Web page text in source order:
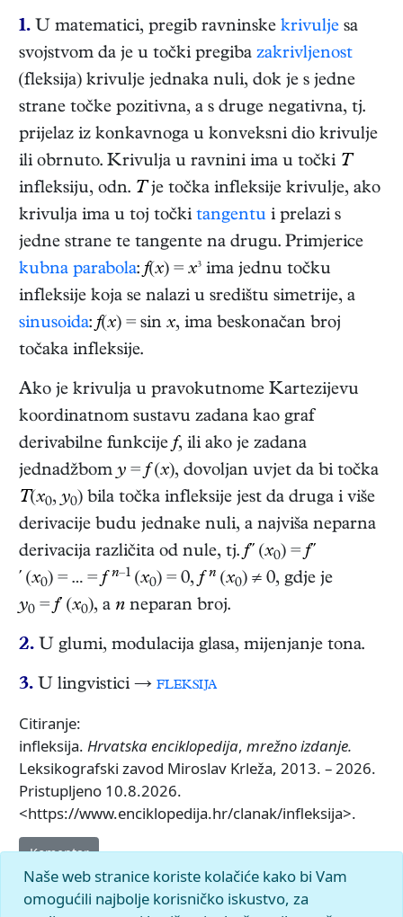
1. U matematici, pregib ravninske krivulje sa
svojstvom da je u točki pregiba zakrivljenost
(fleksija) krivulje jednaka nuli, dok je s jedne
strane točke pozitivna, a s druge negativna, tj.
prijelaz iz konkavnoga u konveksni dio krivulje
ili obrnuto. Krivulja u ravnini ima u točki T
infleksiju, odn. Tje točka infleksije krivulje, ako
krivulja ima u toj točki tangentu i prelazi s
jedne strane te tangente na drugu. Primjerice
kubna parabola:f(x) = x³ ima jednu točku
infleksije koja se nalazi u središtu simetrije, a
sinusoida:f(x) = sin x, ima beskonačan broj
točaka infleksije.
Ako je krivulja u pravokutnome Kartezijevu
koordinatnom sustavu zadana kao graf
derivabilne funkcijef, ili ako je zadana
jednadžbomy =f(x), dovoljan uvjet da bi točka
T(x0,y0) bila točka infleksije jest da druga i više
derivacije budu jednake nuli, a najviša neparna
derivacija različita od nule, tj.f′′ (x0) =f′′
′ (x0) = … =f n–1 (x0) = 0,f n (x0) ≠ 0, gdje je
y0 =f′ (x0), a n neparan broj.
2. U glumi, modulacija glasa, mijenjanje tona.
3. U lingvistici → fleksija
Citiranje:
infleksija. Hrvatska enciklopedija, mrežno izdanje.
Leksikografski zavod Miroslav Krleža, 2013. – 2026.
Pristupljeno 10.8.2026.
<https://www.enciklopedija.hr/clanak/infleksija>.
Komentar
Naše web stranice koriste kolačiće kako bi Vam
omogućili najbolje korisničko iskustvo, za